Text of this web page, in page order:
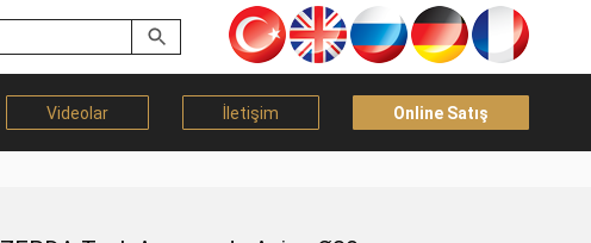
Videolar İletişim Online Satış